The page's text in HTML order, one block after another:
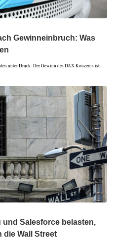
Gewinneinbruch: Was
unter Druck: Der Gewinn des DAX-Konzerns ist
Salesforce belasten,
die Wall Street